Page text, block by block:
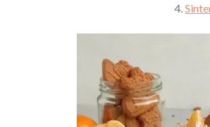
4.